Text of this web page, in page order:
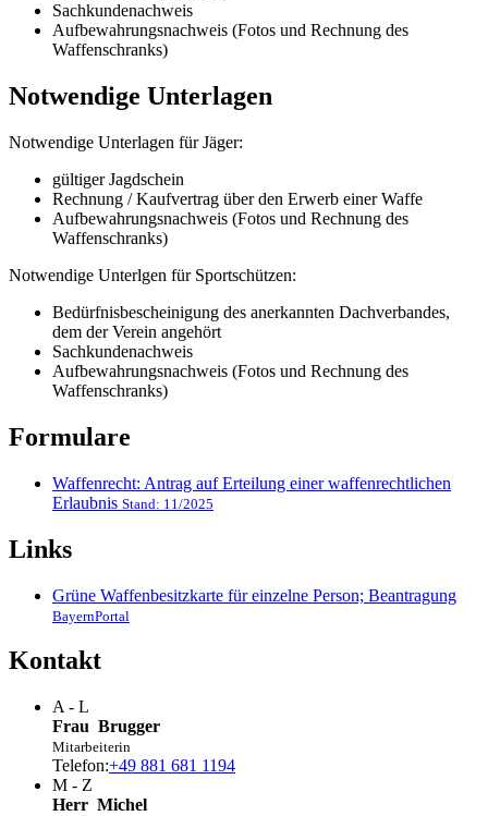
Sachkundenachweis
Aufbewahrungsnachweis (Fotos und Rechnung des
Waffenschranks)
Notwendige Unterlagen
Notwendige Unterlagen für Jäger:
gültiger Jagdschein
Rechnung / Kaufvertrag über den Erwerb einer Waffe
Aufbewahrungsnachweis (Fotos und Rechnung des
Waffenschranks)
Notwendige Unterlgen für Sportschützen:
Bedürfnisbescheinigung des anerkannten Dachverbandes,
dem der Verein angehört
Sachkundenachweis
Aufbewahrungsnachweis (Fotos und Rechnung des
Waffenschranks)
Formulare
Waffenrecht: Antrag auf Erteilung einer waffenrechtlichen
Erlaubnis Stand: 11/2025
Links
Grüne Waffenbesitzkarte für einzelne Person; Beantragung
BayernPortal
Kontakt
A - L
Frau Brugger
Mitarbeiterin
Telefon:+49 881 681 1194
M - Z
Herr Michel